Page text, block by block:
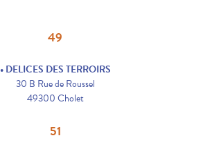
49
• DELICES DES TERROIRS
30 B Rue de Roussel
49300 Cholet
51